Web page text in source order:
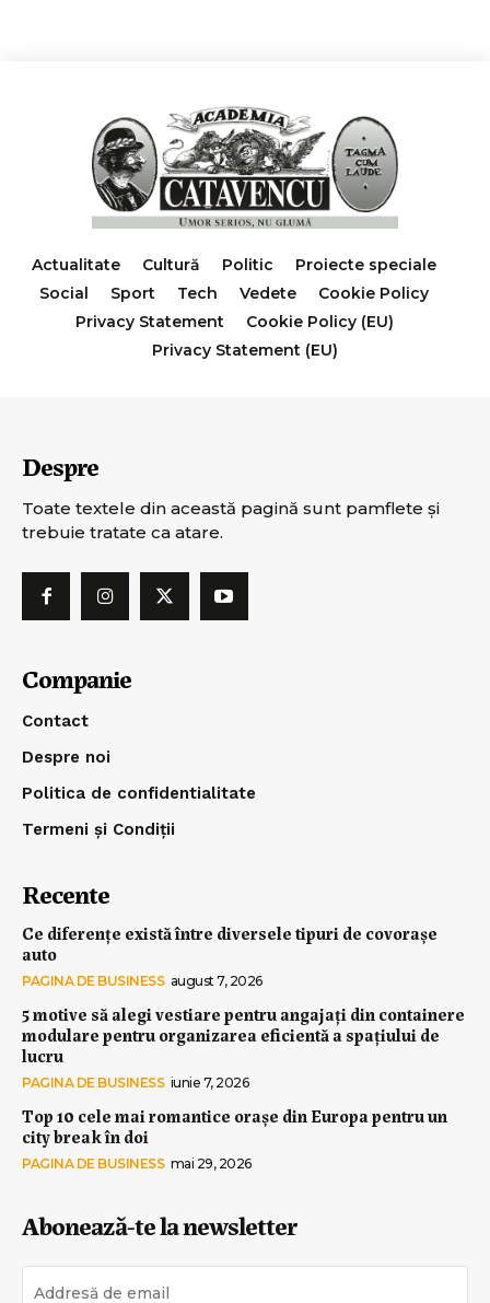
Actualitate Cultură Politic
Proiecte speciale
Social
Sport Tech Vedete
Cookie Policy
Privacy Statement
Cookie Policy (EU)
Privacy Statement (EU)
Despre
Toate textele din această pagină sunt pamflete şi
trebuie tratate ca atare.
Companie
Contact
Despre noi
Politica de confidentialitate
Termeni și Condiții
Recente
Ce diferențe există între diversele tipuri de covorașe
auto
PAGINA DE BUSINESS august 7, 2026
5 motive să alegi vestiare pentru angajați din containere
modulare pentru organizarea eficientă a spațiului de
lucru
PAGINA DE BUSINESS iunie 7, 2026
Top 10 cele mai romantice orașe din Europa pentru un
city break în doi
PAGINA DE BUSINESS mai 29, 2026
Abonează-te la newsletter